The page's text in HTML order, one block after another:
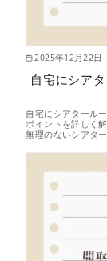
2025年12月22日
自宅にシア
自宅にシアタール
ポイントを詳しく
無理のないシアタ